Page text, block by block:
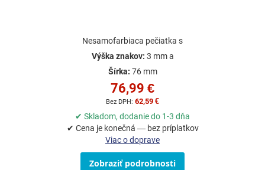
Nesamofarbiaca pečiatka s
Výška znakov: 3 mm a
Šírka: 76 mm
76,99 €
62,59 €
✔ Skladom, dodanie do 1-3 dňa
✔ Cena je konečná — bez príplatkov
Viac o doprave
Zobraziť podrobnosti